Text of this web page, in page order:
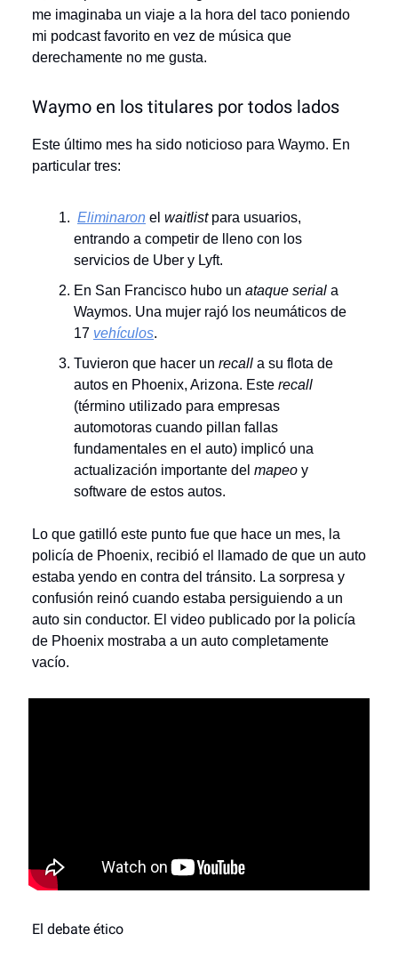
me imaginaba un viaje a la hora del taco poniendo
mi podcast favorito en vez de música que
derechamente no me gusta.
Waymo en los titulares por todos lados
Este último mes ha sido noticioso para Waymo. En
particular tres:
Eliminaron el waitlistpara usuarios,
entrando a competir de lleno con los
servicios de Uber y Lyft.
En San Francisco hubo un ataque serial a
Waymos. Una mujer rajó los neumáticos de
17 vehículos.
Tuvieron que hacer un recall a su flota de
autos en Phoenix, Arizona. Este recall
(término utilizado para empresas
automotoras cuando pillan fallas
fundamentales en el auto) implicó una
actualización importante del mapeo y
software de estos autos.
Lo que gatilló este punto fue que hace un mes, la
policía de Phoenix, recibió el llamado de que un auto
estaba yendo en contra del tránsito. La sorpresa y
confusión reinó cuando estaba persiguiendo a un
auto sin conductor. El video publicado por la policía
de Phoenix mostraba a un auto completamente
vacío.
El debate ético